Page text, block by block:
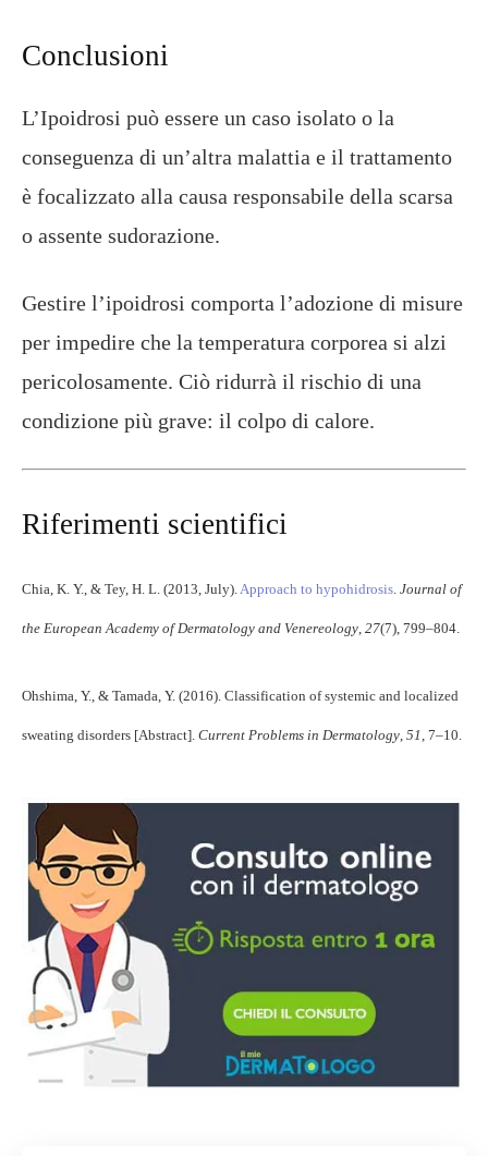
Conclusioni
L’Ipoidrosi può essere un caso isolato o la
conseguenza di un’altra malattia e il trattamento
è focalizzato alla causa responsabile della scarsa
o assente sudorazione.
Gestire l’ipoidrosi comporta l’adozione di misure
per impedire che la temperatura corporea si alzi
pericolosamente. Ciò ridurrà il rischio di una
condizione più grave: il colpo di calore.
Riferimenti scientifici
Chia, K. Y., & Tey, H. L. (2013, July). Approach to hypohidrosis Journal of
the European Academy of Dermatology and Venereology 27(7), 799–804.
Ohshima, Y., & Tamada, Y. (2016). Classification of systemic and localized
sweating disorders [Abstract]. Current Problems in Dermatology 51 , 7–10.